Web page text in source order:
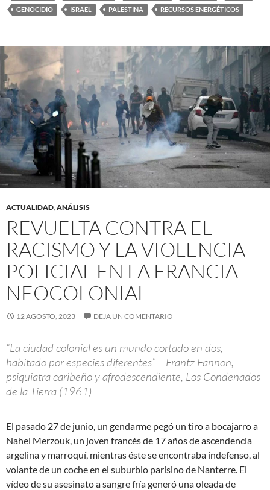
GENOCIDIO
ISRAEL PALESTINA RECURSOS ENERGÉTICOS
ACTUALIDAD,ANÁLISIS
REVUELTA CONTRA EL
RACISMO Y LA VIOLENCIA
POLICIAL EN LA FRANCIA
NEOCOLONIAL
12 AGOSTO, 2023 DEJA UN COMENTARIO
“La ciudad colonial es un mundo cortado en dos,
habitado por especies diferentes” – Frantz Fannon,
psiquiatra caribeño y afrodescendiente, Los Condenados
de la Tierra (1961)
El pasado 27 de junio, un gendarme pegó un tiro a bocajarro a
Nahel Merzouk, un joven francés de 17 años de ascendencia
argelina y marroquí, mientras éste se encontraba indefenso, al
volante de un coche en el suburbio parisino de Nanterre. El
vídeo de su asesinato a sangre fría generó una oleada de